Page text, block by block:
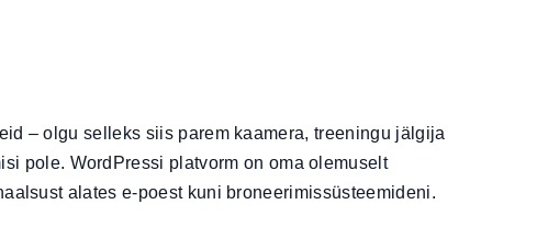
– olgu selleks siis parem kaamera, treeningu jälgija
pole. WordPressi platvorm on oma olemuselt
alates e-poest kuni broneerimissüsteemideni.